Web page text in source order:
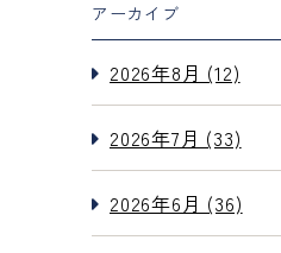
アーカイブ
2026年8月 (12)
2026年7月 (33)
2026年6月 (36)